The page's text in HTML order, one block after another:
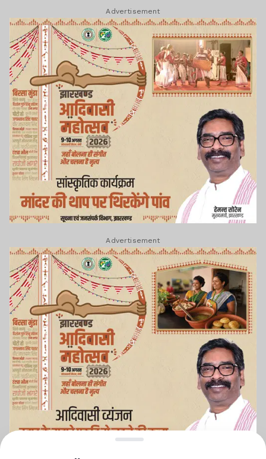
Advertisement
Advertisement